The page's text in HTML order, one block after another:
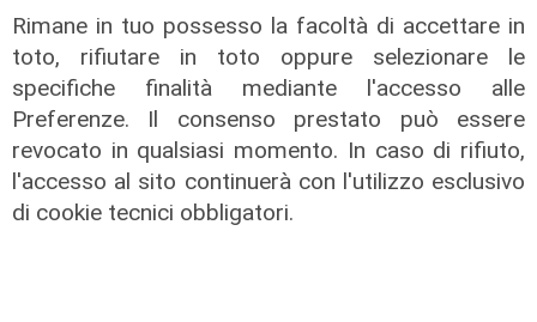
Rimane in tuo possesso la facoltà di accettare in
toto, rifiutare in toto oppure selezionare le
specifiche finalità mediante l'accesso alle
Preferenze. Il consenso prestato può essere
revocato in qualsiasi momento. In caso di rifiuto,
l'accesso al sito continuerà con l'utilizzo esclusivo
di cookie tecnici obbligatori.